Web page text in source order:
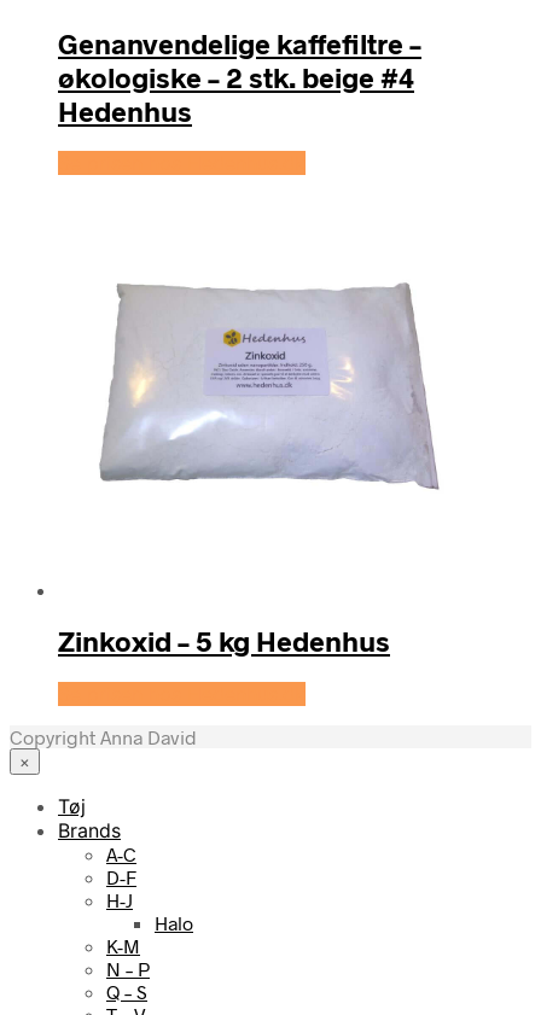
Genanvendelige kaffefiltre –
økologiske – 2 stk. beige #4
Hedenhus
Zinkoxid – 5 kg Hedenhus
Copyright Anna David
×
Tøj
Brands
A-C
D-F
H-J
Halo
K-M
N – P
Q – S